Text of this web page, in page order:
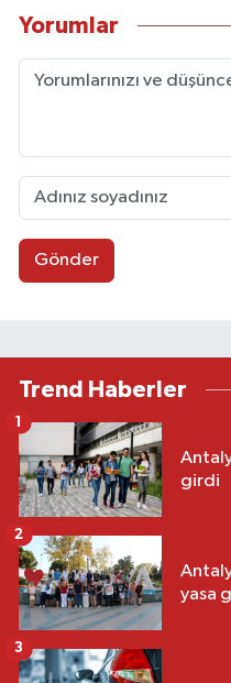
Yorumlar
Gönder
Trend Haberler
girdi
1
yasa
2
3